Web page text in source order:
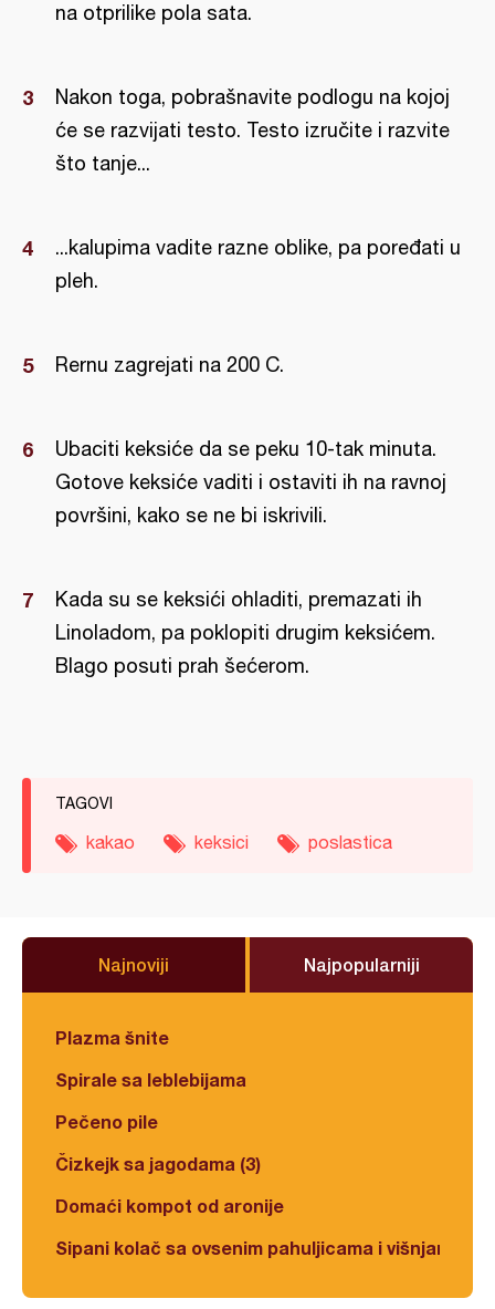
na otprilike pola sata.
Nakon toga, pobrašnavite podlogu na kojoj
će se razvijati testo. Testo izručite i razvite
što tanje...
...kalupima vadite razne oblike, pa poređati u
pleh.
Rernu zagrejati na 200 C.
Ubaciti keksiće da se peku 10-tak minuta.
Gotove keksiće vaditi i ostaviti ih na ravnoj
površini, kako se ne bi iskrivili.
Kada su se keksići ohladiti, premazati ih
Linoladom, pa poklopiti drugim keksićem.
Blago posuti prah šećerom.
TAGOVI
kakao keksici poslastica
Najnoviji Najpopularniji
Plazma šnite
Spirale sa leblebijama
Pečeno pile
Čizkejk sa jagodama (3)
Domaći kompot od aronije
Sipani kolač sa ovsenim pahuljicama i višnjama